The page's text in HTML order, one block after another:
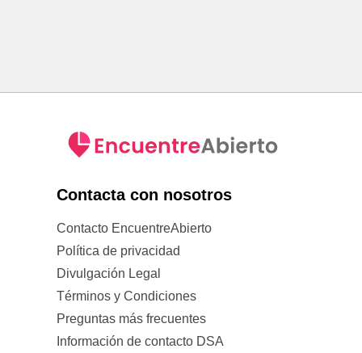
Contacta con nosotros
Contacto EncuentreAbierto
Política de privacidad
Divulgación Legal
Términos y Condiciones
Preguntas más frecuentes
Información de contacto DSA